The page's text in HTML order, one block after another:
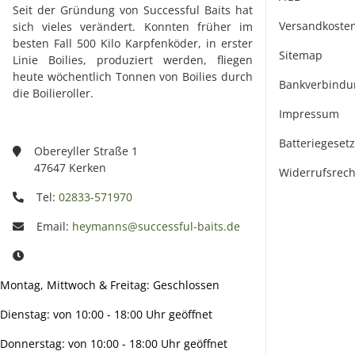
Seit der Gründung von Successful Baits hat
sich vieles verändert. Konnten früher im
besten Fall 500 Kilo Karpfenköder, in erster
Linie Boilies, produziert werden, fliegen
heute wöchentlich Tonnen von Boilies durch
die Boilieroller.
Obereyller Straße 1
47647 Kerken
Tel: 02833-571970
Email: heymanns@successful-baits.de
Montag, Mittwoch & Freitag: Geschlossen
Dienstag: von 10:00 - 18:00 Uhr geöffnet
Donnerstag: von 10:00 - 18:00 Uhr geöffnet
Sitemap
Impressum